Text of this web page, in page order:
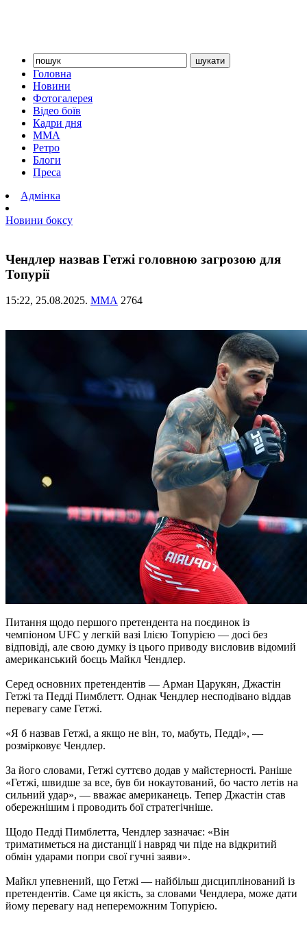
Головна
Новини
Фотогалерея
Відео боїв
Кадри дня
ММА
Ретро
Блоги
Преса
Адмінка
Новини боксу
Чендлер назвав Гетжі головною загрозою для
Топурії
15:22, 25.08.2025. ММА 2764
Питання щодо першого претендента на поєдинок із
чемпіоном UFC у легкій вазі Ілією Топурією — досі без
відповіді, але свою думку із цього приводу висловив відомий
американський боєць Майкл Чендлер.
Серед основних претендентів — Арман Царукян, Джастін
Гетжі та Педді Пимблетт. Однак Чендлер несподівано віддав
перевагу саме Гетжі.
«Я б назвав Гетжі, а якщо не він, то, мабуть, Педді», —
розмірковує Чендлер.
За його словами, Гетжі суттєво додав у майстерності. Раніше
«Гетжі, швидше за все, був би нокаутований, бо часто летів на
сильний удар», — вважає американець. Тепер Джастін став
обережнішим і проводить бої стратегічніше.
Щодо Педді Пимблетта, Чендлер зазначає: «Він
триматиметься на дистанції і навряд чи піде на відкритий
обмін ударами попри свої гучні заяви».
Майкл упевнений, що Гетжі — найбільш дисциплінований із
претендентів. Саме ця якість, за словами Чендлера, може дати
йому перевагу над непереможним Топурією.